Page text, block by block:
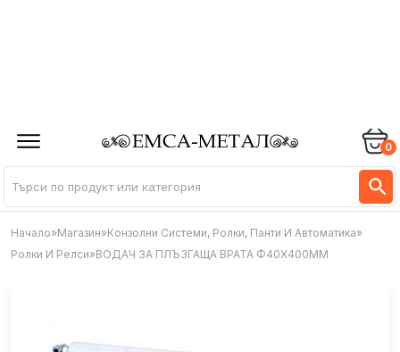
0
Начало»Магазин»Конзолни Системи, Ролки, Панти И Автоматика»
Ролки И Релси»ВОДАЧ ЗА ПЛЪЗГАЩА ВРАТА Ф40Х400ММ